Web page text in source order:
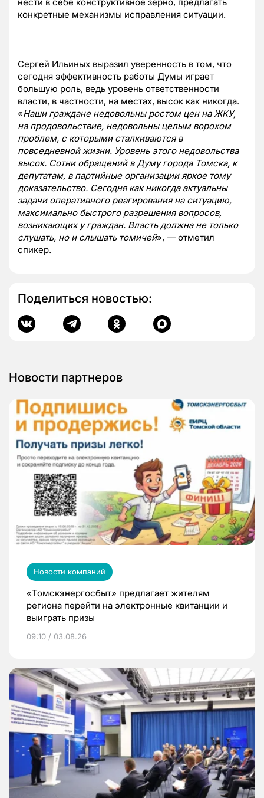
нести в себе конструктивное зерно, предлагать
конкретные механизмы исправления ситуации.
Сергей Ильиных выразил уверенность в том, что
сегодня эффективность работы Думы играет
большую роль, ведь уровень ответственности
власти, в частности, на местах, высок как никогда.
«Наши граждане недовольны ростом цен на ЖКУ,
на продовольствие, недовольны целым ворохом
проблем, с которыми сталкиваются в
повседневной жизни. Уровень этого недовольства
высок. Сотни обращений в Думу города Томска, к
депутатам, в партийные организации яркое тому
доказательство. Сегодня как никогда актуальны
задачи оперативного реагирования на ситуацию,
максимально быстрого разрешения вопросов,
возникающих у граждан. Власть должна не только
слушать, но и слышать томичей», — отметил
спикер.
Поделиться новостью:
Новости партнеров
Новости компаний
«Томскэнергосбыт» предлагает жителям
региона перейти на электронные квитанции и
выиграть призы
09:10 / 03.08.26